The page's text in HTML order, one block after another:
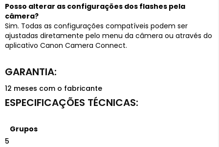
12 meses com o fabricante
Grupos
5
Posso alterar as configurações dos flashes pela
câmera?
Sim. Todas as configurações compatíveis podem ser
ajustadas diretamente pelo menu da câmera ou através do
aplicativo Canon Camera Connect.